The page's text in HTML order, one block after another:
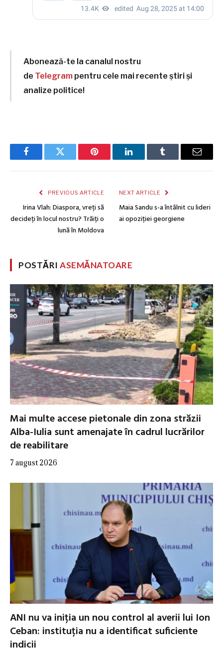
Abonează-te la canalul nostru
de Telegram pentru cele mai recente știri și
analize politice!
FacebookTwitter Pinterest LinkedInTumblr Email
PREVIOUS ARTICLE
Irina Vlah: Diaspora, vreți să
decideți în locul nostru? Trăiți o
lună în Moldova
NEXT ARTICLE
Maia Sandu s-a întâlnit cu lideri
ai opoziției georgiene
POSTĂRIASEMĂNATOARE
Mai multe accese pietonale din zona străzii
Alba-Iulia sunt amenajate în cadrul lucrărilor
de reabilitare
7 august 2026
ANI nu va iniția un nou control al averii lui Ion
Ceban: instituția nu a identificat suficiente
indicii